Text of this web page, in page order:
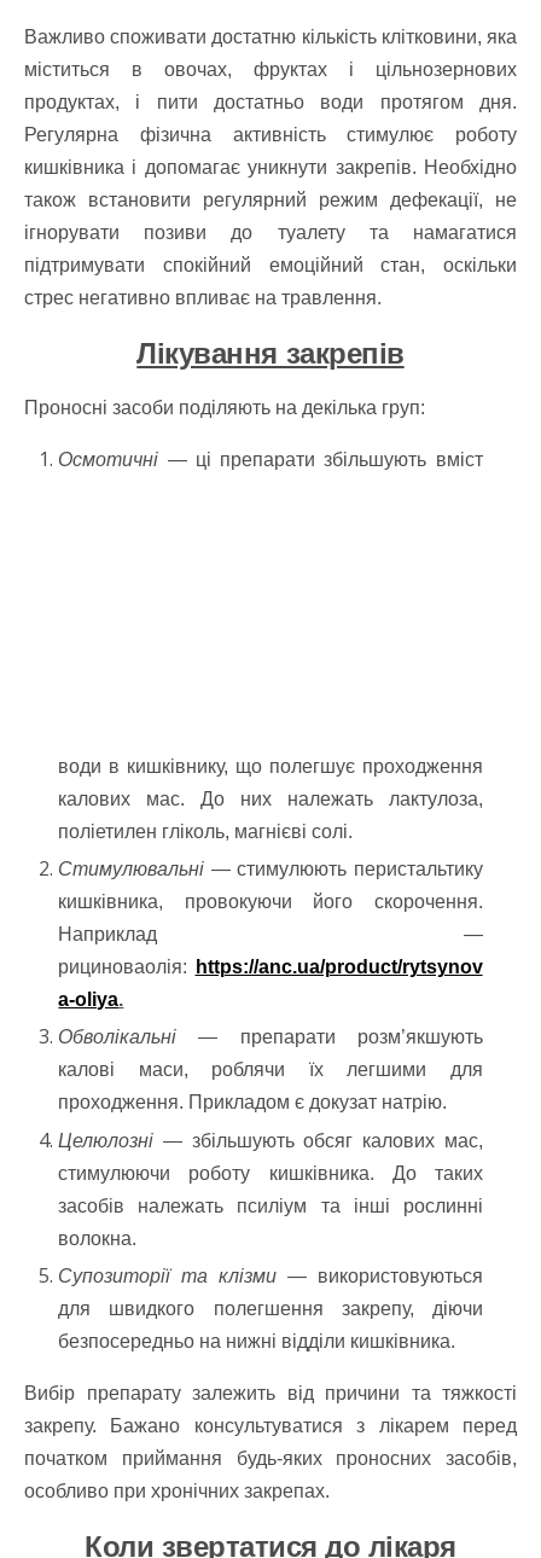
Важливо споживати достатню кількість клітковини, яка
міститься в овочах, фруктах і цільнозернових
продуктах, і пити достатньо води протягом дня.
Регулярна фізична активність стимулює роботу
кишківника і допомагає уникнути закрепів. Необхідно
також встановити регулярний режим дефекації, не
ігнорувати позиви до туалету та намагатися
підтримувати спокійний емоційний стан, оскільки
стрес негативно впливає на травлення.
Лікування закрепів
Проносні засоби поділяють на декілька груп:
Осмотичні — ці препарати збільшують вміст
води в кишківнику, що полегшує проходження
калових мас. До них належать лактулоза,
поліетилен гліколь, магнієві солі.
Стимулювальні — стимулюють перистальтику
кишківника, провокуючи його скорочення.
Наприклад —
рициноваолія:
https://anc.ua/product/rytsynov
a-oliya.
Обволікальні — препарати розм’якшують
калові маси, роблячи їх легшими для
проходження. Прикладом є докузат натрію.
Целюлозні — збільшують обсяг калових мас,
стимулюючи роботу кишківника. До таких
засобів належать псиліум та інші рослинні
волокна.
Супозиторії та клізми — використовуються
для швидкого полегшення закрепу, діючи
безпосередньо на нижні відділи кишківника.
Вибір препарату залежить від причини та тяжкості
закрепу. Бажано консультуватися з лікарем перед
початком приймання будь-яких проносних засобів,
особливо при хронічних закрепах.
Коли звертатися до лікаря